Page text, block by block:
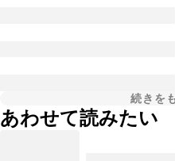
続きを
あわせて読みたい